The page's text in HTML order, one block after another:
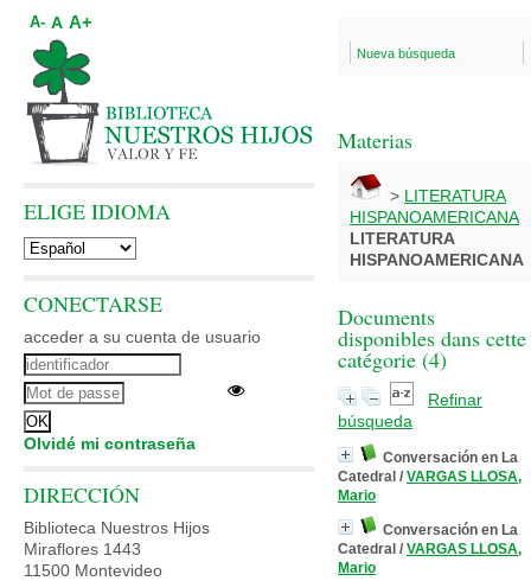
Nueva búsqueda
Materias
> LITERATURA
HISPANOAMERICANA
LITERATURA
HISPANOAMERICANA
Documents
disponibles dans cette
catégorie (4)
Refinar
búsqueda
Conversación en La
Catedral / VARGAS LLOSA,
Mario
Conversación en La
Catedral / VARGAS LLOSA,
Mario
A- A A+
ELIGE IDIOMA
CONECTARSE
acceder a su cuenta de usuario
Olvidé mi contraseña
DIRECCIÓN
Biblioteca Nuestros Hijos
Miraflores 1443
11500 Montevideo